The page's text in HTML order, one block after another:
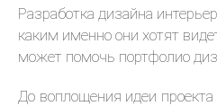
Разработка дизайна
каким именно они хотят
может помочь портфолио
До воплощения идеи